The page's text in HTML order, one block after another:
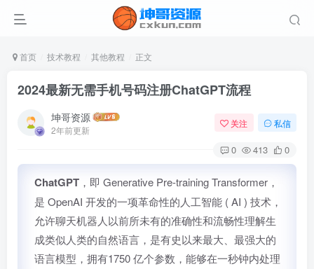
首页 技术教程 其他教程 正文
2024最新无需手机号码注册ChatGPT流程
坤哥资源
2年前更新
关注 私信
0 413 0
ChatGPT ，即 Generative Pre-training Transformer，
是 OpenAI 开发的一项革命性的人工智能 ( AI ) 技术，
允许聊天机器人以前所未有的准确性和流畅性理解生
成类似人类的自然语言，是有史以来最大、最强大的
语言模型，拥有1750 亿个参数，能够在一秒钟内处理